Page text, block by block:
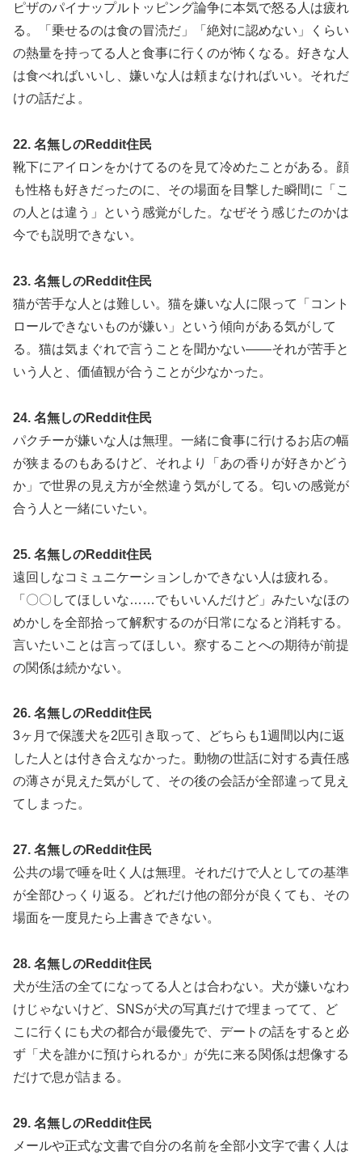
ピザのパイナップルトッピング論争に本気で怒る人は疲れ
る。「乗せるのは食の冒涜だ」「絶対に認めない」くらい
の熱量を持ってる人と食事に行くのが怖くなる。好きな人
は食べればいいし、嫌いな人は頼まなければいい。それだ
けの話だよ。
22. 名無しのReddit住民
靴下にアイロンをかけてるのを見て冷めたことがある。顔
も性格も好きだったのに、その場面を目撃した瞬間に「こ
の人とは違う」という感覚がした。なぜそう感じたのかは
今でも説明できない。
23. 名無しのReddit住民
猫が苦手な人とは難しい。猫を嫌いな人に限って「コント
ロールできないものが嫌い」という傾向がある気がして
る。猫は気まぐれで言うことを聞かない——それが苦手と
いう人と、価値観が合うことが少なかった。
24. 名無しのReddit住民
パクチーが嫌いな人は無理。一緒に食事に行けるお店の幅
が狭まるのもあるけど、それより「あの香りが好きかどう
か」で世界の見え方が全然違う気がしてる。匂いの感覚が
合う人と一緒にいたい。
25. 名無しのReddit住民
遠回しなコミュニケーションしかできない人は疲れる。
「〇〇してほしいな……でもいいんだけど」みたいなほの
めかしを全部拾って解釈するのが日常になると消耗する。
言いたいことは言ってほしい。察することへの期待が前提
の関係は続かない。
26. 名無しのReddit住民
3ヶ月で保護犬を2匹引き取って、どちらも1週間以内に返
した人とは付き合えなかった。動物の世話に対する責任感
の薄さが見えた気がして、その後の会話が全部違って見え
てしまった。
27. 名無しのReddit住民
公共の場で唾を吐く人は無理。それだけで人としての基準
が全部ひっくり返る。どれだけ他の部分が良くても、その
場面を一度見たら上書きできない。
28. 名無しのReddit住民
犬が生活の全てになってる人とは合わない。犬が嫌いなわ
けじゃないけど、SNSが犬の写真だけで埋まってて、ど
こに行くにも犬の都合が最優先で、デートの話をすると必
ず「犬を誰かに預けられるか」が先に来る関係は想像する
だけで息が詰まる。
29. 名無しのReddit住民
メールや正式な文書で自分の名前を全部小文字で書く人は